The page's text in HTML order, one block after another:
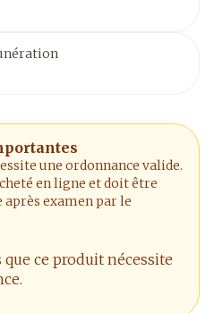
une ordonnance valide.
en ligne et doit être
après examen par le
que ce produit nécessite